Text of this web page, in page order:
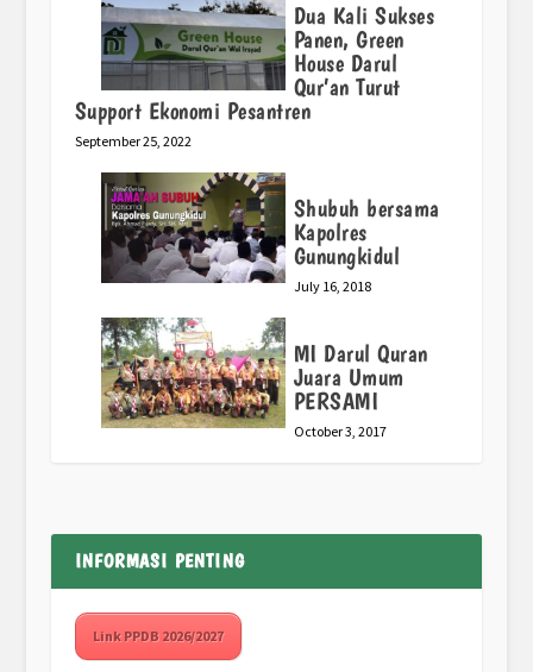
Dua Kali Sukses
Panen, Green
House Darul
Qur’an Turut
Support Ekonomi Pesantren
September 25, 2022
Shubuh bersama
Kapolres
Gunungkidul
July 16, 2018
MI Darul Quran
Juara Umum
PERSAMI
October 3, 2017
INFORMASI PENTING
Link PPDB 2026/2027